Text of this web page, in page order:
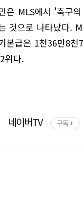
은 MLS에서 '축구
것으로 나타났다.
본급은 1천36만8
위다.
네이버TV 구독 +